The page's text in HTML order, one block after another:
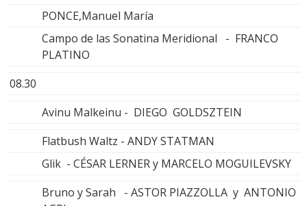
PONCE,Manuel María
Campo de las Sonatina Meridional - FRANCO
PLATINO
08.30
Avinu Malkeinu - DIEGO GOLDSZTEIN
Flatbush Waltz - ANDY STATMAN
Glik - CÉSAR LERNER y MARCELO MOGUILEVSKY
Bruno y Sarah - ASTOR PIAZZOLLA y ANTONIO